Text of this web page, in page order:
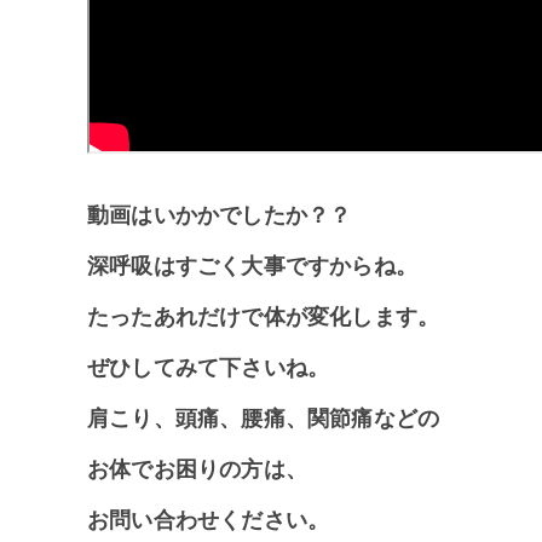
動画はいかかでしたか？？
深呼吸はすごく大事ですからね。
たったあれだけで体が変化します。
ぜひしてみて下さいね。
肩こり、頭痛、腰痛、関節痛などの
お体でお困りの方は、
お問い合わせください。